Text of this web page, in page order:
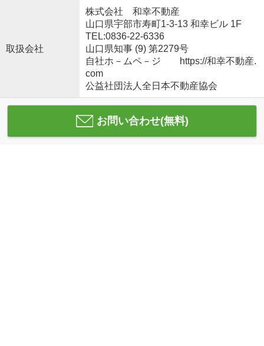
取扱会社
株式会社 和幸不動産
山口県宇部市寿町1-3-13 和幸ビル 1F
TEL:0836-22-6336
山口県知事 (9) 第2279号
自社ホ－ムペ－ジ https://和幸不動産.
com
公益社団法人全日本不動産協会
お問い合わせ(無料)